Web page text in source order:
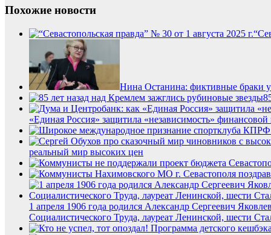
Похожие новости
Нина Останина: фиктивные браки
«Единая Россия» защитила «независимость»
реальный мир высоких цен
1 апреля 1906 года родился Александр Сергеевич
Социалистического Труда, лауреат Ленинской, шести